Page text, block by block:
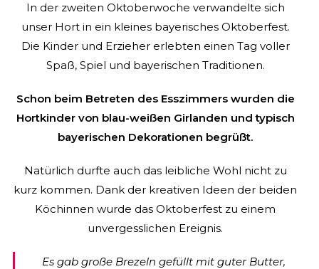
In der zweiten Oktoberwoche verwandelte sich
unser Hort in ein kleines bayerisches Oktoberfest.
Die Kinder und Erzieher erlebten einen Tag voller
Spaß, Spiel und bayerischen Traditionen.
Schon beim Betreten des Esszimmers wurden die
Hortkinder von blau-weißen Girlanden und typisch
bayerischen Dekorationen begrüßt.
Natürlich durfte auch das leibliche Wohl nicht zu
kurz kommen. Dank der kreativen Ideen der beiden
Köchinnen wurde das Oktoberfest zu einem
unvergesslichen Ereignis.
Es gab große Brezeln gefüllt mit guter Butter,